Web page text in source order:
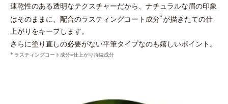
速乾性のある透明なテクスチャーだから、ナチュラルな眉の印象
はそのままに、配合のラスティングコート成分*が描きたての仕
上がりをキープします。
さらに塗り直しの必要がない平筆タイプなのも嬉しいポイント。
ラスティングコート成分=仕上がり持続成分